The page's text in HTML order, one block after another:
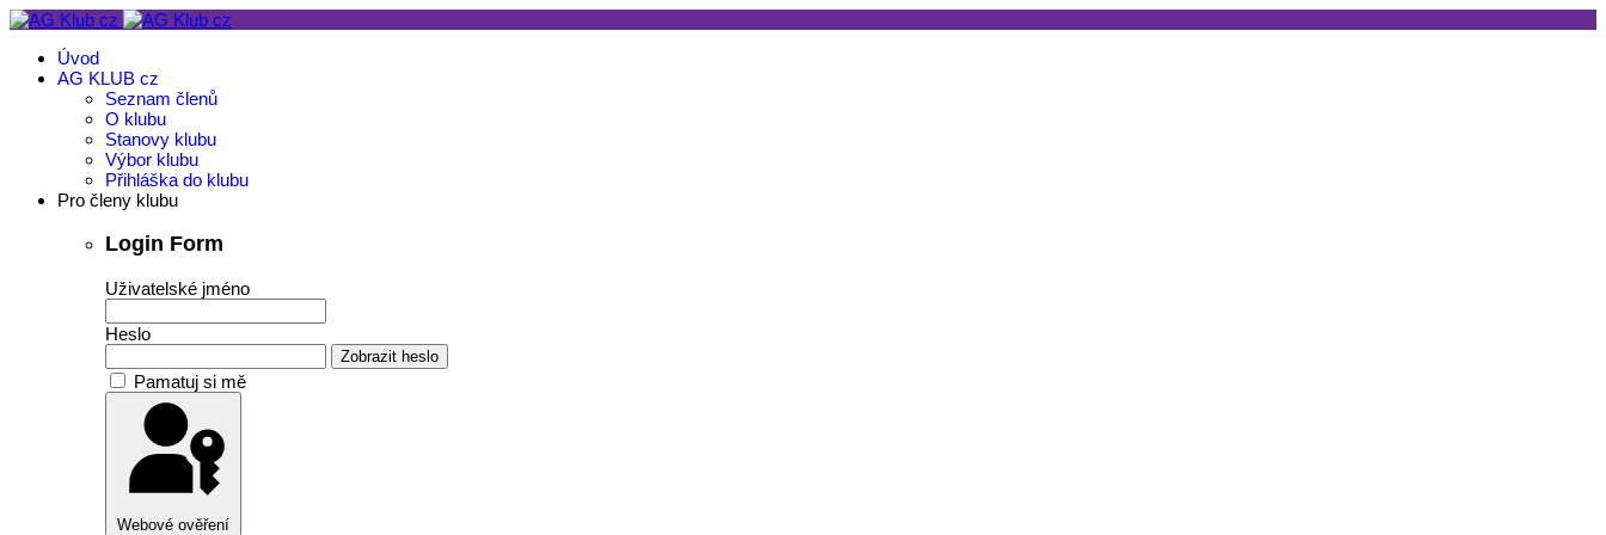
Úvod
AG KLUB cz
Seznam členů
O klubu
Stanovy klubu
Výbor klubu
Přihláška do klubu
Pro členy klubu
Login Form
Uživatelské jméno
Heslo
Zobrazit heslo
Pamatuj si mě
Webové ověření